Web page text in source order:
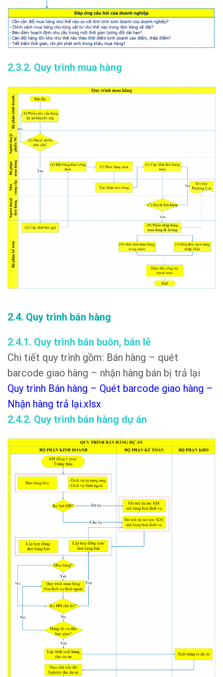
2.3.2. Quy trình mua hàng
2.4. Quy trình bán hàng
2.4.1. Quy trình bán buôn, bán lẻ
Chi tiết quy trình gồm: Bán hàng – quét
barcode giao hàng – nhận hàng bán bị trả lại
Quy trình Bán hàng – Quét barcode giao hàng –
Nhận hàng trả lại.xlsx
2.4.2. Quy trình bán hàng dự án